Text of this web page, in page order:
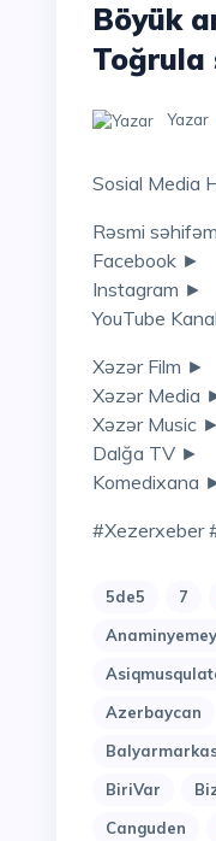
Böyük
Toğrula
Yazar
Sosial Media
Rəsmi
Facebook ►
Instagram ►
YouTube
Xəzər Film ►
Xəzər Media
Xəzər Music ►
Dalğa TV ►
Komedixana
5de5 7
Azerbaycan
BiriVar
Canguden